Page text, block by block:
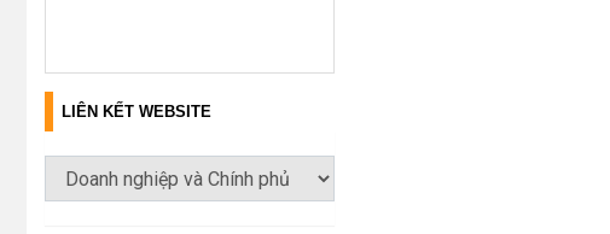
LIÊN KẾT WEBSITE